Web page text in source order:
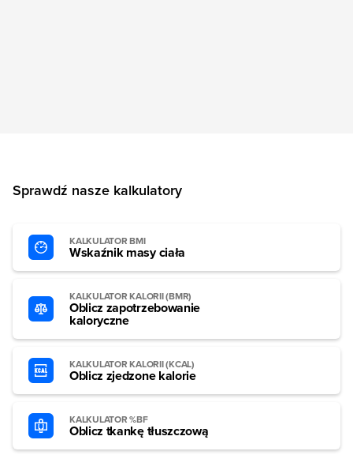
Sprawdź nasze kalkulatory
KALKULATOR BMI
Wskaźnik masy ciała
KALKULATOR KALORII (BMR)
Oblicz zapotrzebowanie
kaloryczne
KALKULATOR KALORII (KCAL)
Oblicz zjedzone kalorie
KALKULATOR %BF
Oblicz tkankę tłuszczową